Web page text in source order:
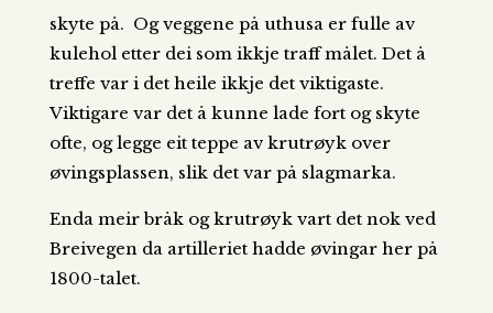
skyte på. Og veggene på uthusa er fulle av
kulehol etter dei som ikkje traff målet. Det å
treffe var i det heile ikkje det viktigaste.
Viktigare var det å kunne lade fort og skyte
ofte, og legge eit teppe av krutrøyk over
øvingsplassen, slik det var på slagmarka.
Enda meir bråk og krutrøyk vart det nok ved
Breivegen da artilleriet hadde øvingar her på
1800-talet.